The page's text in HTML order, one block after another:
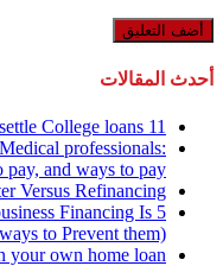
أحدث المقالات
11 Beneficial Offers to settle College loans
professionals:
and ways to pay
Versus Refinancing
Financing Is
to Prevent them)
your own home loan